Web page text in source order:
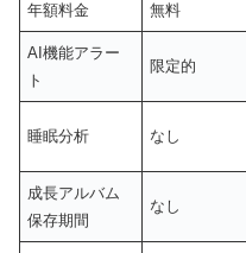
年額料金 無料
AI機能アラー
ト
限定的
睡眠分析 なし
成長アルバム
保存期間
なし